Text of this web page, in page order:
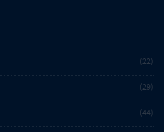
22
29
44